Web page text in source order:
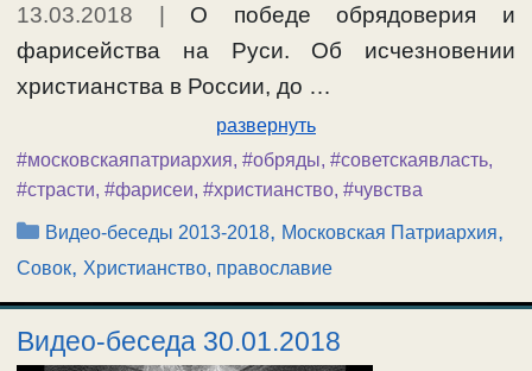
13.03.2018
О победе обрядоверия и
фарисейства на Руси. Об исчезновении
христианства в России, до …
развернуть
#московскаяпатриархия, #обряды, #советскаявласть,
#страсти, #фарисеи, #христианство, #чувства
Рубрики
Видео-беседы 2013-2018, Московская Патриархия,
Совок, Христианство, православие
Видео-беседа 30.01.2018